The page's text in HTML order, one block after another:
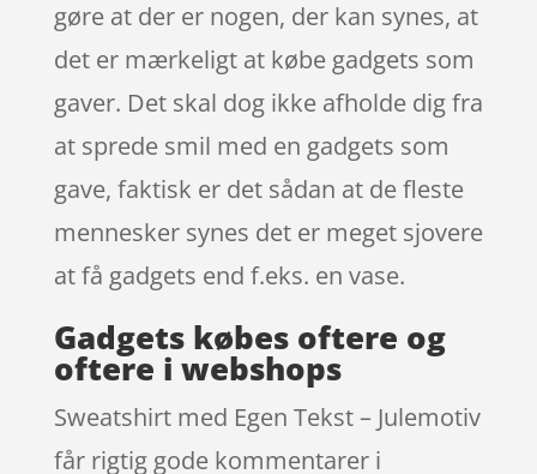
gøre at der er nogen, der kan synes, at
det er mærkeligt at købe gadgets som
gaver. Det skal dog ikke afholde dig fra
at sprede smil med en gadgets som
gave, faktisk er det sådan at de fleste
mennesker synes det er meget sjovere
at få gadgets end f.eks. en vase.
Gadgets købes oftere og
oftere i webshops
Sweatshirt med Egen Tekst – Julemotiv
får rigtig gode kommentarer i